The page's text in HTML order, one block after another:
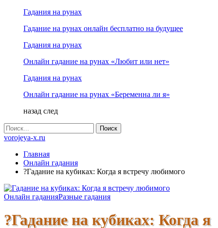
Гадания на рунах
Гадание на рунах онлайн бесплатно на будущее
Гадания на рунах
Онлайн гадание на рунах «Любит или нет»
Гадания на рунах
Онлайн гадание на рунах «Беременна ли я»
назад след
vorojeya-x.ru
Главная
Онлайн гадания
?Гадание на кубиках: Когда я встречу любимого
Онлайн гаданияРазные гадания
?Гадание на кубиках: Когда я